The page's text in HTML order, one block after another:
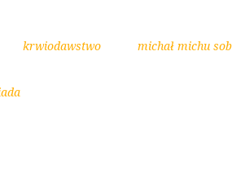
krwiodawstwo michał michu